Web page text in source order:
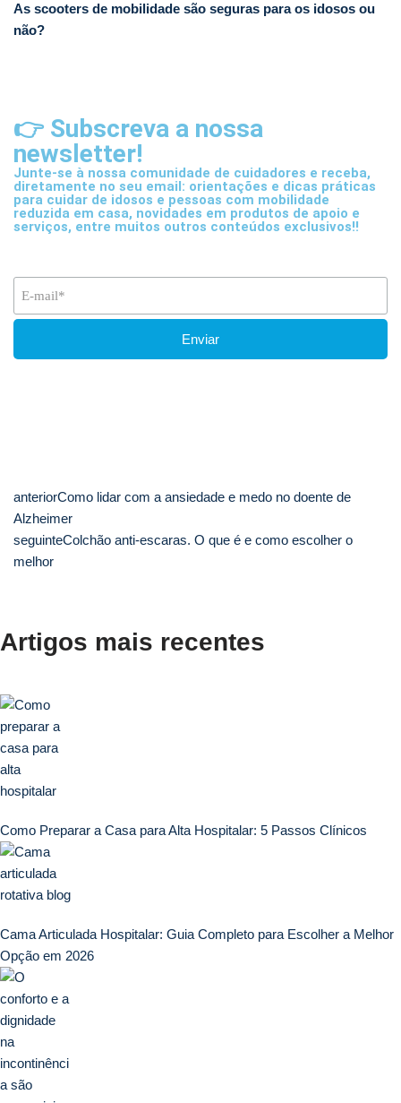
As scooters de mobilidade são seguras para os idosos ou
não?
👉 Subscreva a nossa
newsletter!
Junte-se à nossa comunidade de cuidadores e receba,
diretamente no seu email: orientações e dicas práticas
para cuidar de idosos e pessoas com mobilidade
reduzida em casa, novidades em produtos de apoio e
serviços, entre muitos outros conteúdos exclusivos!!
anteriorComo lidar com a ansiedade e medo no doente de
Alzheimer
seguinteColchão anti-escaras. O que é e como escolher o
melhor
Artigos mais recentes
Como Preparar a Casa para Alta Hospitalar: 5 Passos Clínicos
Cama Articulada Hospitalar: Guia Completo para Escolher a Melhor
Opção em 2026